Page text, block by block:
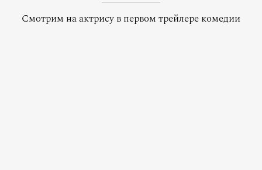
Смотрим на актрису в первом трейлере комедии